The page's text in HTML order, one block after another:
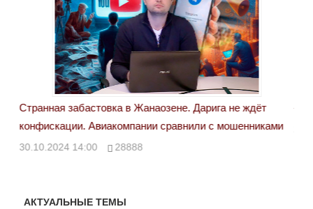
Странная забастовка в Жанаозене. Дарига не ждёт
конфискации. Авиакомпании сравнили с мошенниками
30.10.2024 14:00 28888
АКТУАЛЬНЫЕ ТЕМЫ